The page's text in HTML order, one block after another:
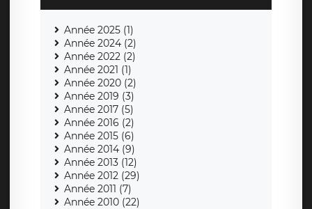
Année 2025 (1)
Année 2024 (2)
Année 2022 (2)
Année 2021 (1)
Année 2020 (2)
Année 2019 (3)
Année 2017 (5)
Année 2016 (2)
Année 2015 (6)
Année 2014 (9)
Année 2013 (12)
Année 2012 (29)
Année 2011 (7)
Année 2010 (22)